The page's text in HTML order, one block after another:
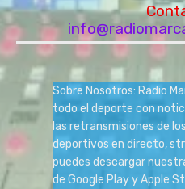
Sobre Nosotros: Radio
todo el deporte con
las retransmisiones de
deportivos en directo,
puedes descargar
de Google Play y Apple